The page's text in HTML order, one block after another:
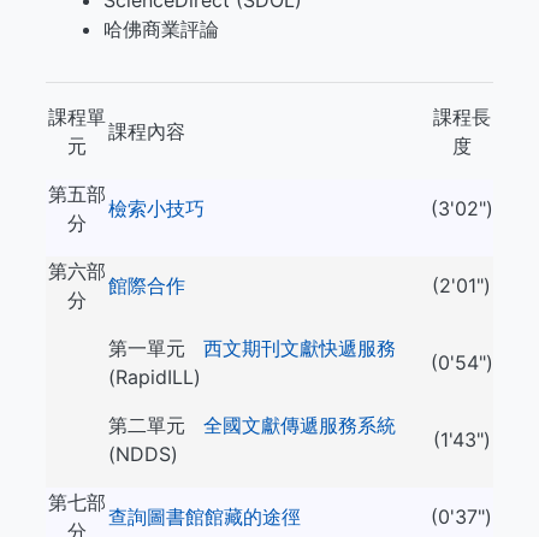
哈佛商業評論
課程單
元
課程內容
課程長
度
第五部
分
檢索小技巧 (3'02")
第六部
分
館際合作 (2'01")
第一單元 西文期刊文獻快遞服務
(RapidILL)
(0'54")
第二單元 全國文獻傳遞服務系統
(NDDS)
(1'43")
第七部
分
查詢圖書館館藏的途徑 (0'37")